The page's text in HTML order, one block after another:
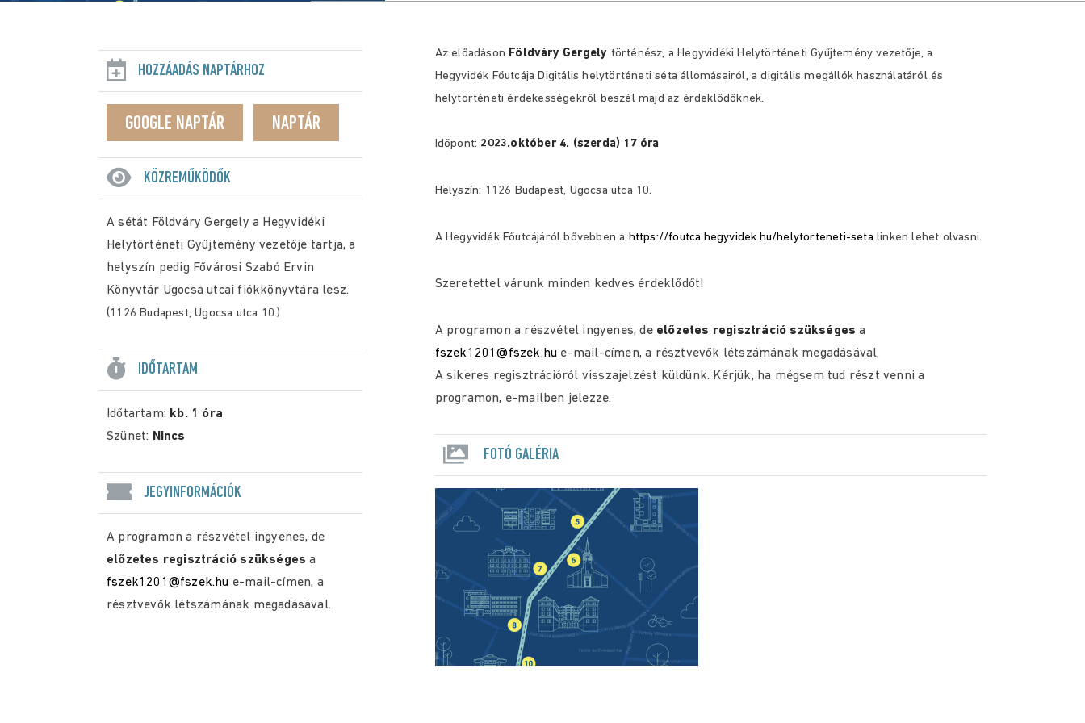
HOZZÁADÁS NAPTÁRHOZ
GOOGLE NAPTÁR NAPTÁR
KÖZREMŰKÖDŐK
A sétát Földváry Gergely a Hegyvidéki
Helytörténeti Gyűjtemény vezetője tartja, a
helyszín pedig Fővárosi Szabó Ervin
Könyvtár Ugocsa utcai fiókkönyvtára lesz.
( 1126 Budapest, Ugocsa utca 10.)
IDŐTARTAM
Időtartam: kb. 1 óra
Szünet: Nincs
JEGYINFORMÁCIÓK
A programon a részvétel ingyenes, de
előzetes regisztráció szükséges a
fszek1201@fszek.hu e-mail-címen, a
résztvevők létszámának megadásával.
Az előadáson Földváry Gergely történész, a Hegyvidéki Helytörténeti Gyűjtemény vezetője,a
Hegyvidék Főutcája Digitális helytörténeti séta állomásairól,a digitális megállók használatáról és
helytörténeti érdekességekről beszél majd az érdeklődőknek.
Időpont: 2023.október 4. (szerda) 17 óra
Helyszín: 1126 Budapest, Ugocsa utca 10.
A Hegyvidék Főutcájáról bővebben a https://foutca.hegyvidek.hu/helytorteneti-seta linken lehet olvasni.
Szeretettel várunk minden kedves érdeklődőt!
A programon a részvétel ingyenes, de előzetes regisztráció szükséges a
fszek1201@fszek.hu e-mail-címen, a résztvevők létszámának megadásával.
A sikeres regisztrációról visszajelzést küldünk. Kérjük, ha mégsem tud részt venni a
programon, e-mailben jelezze.
FOTÓ GALÉRIA